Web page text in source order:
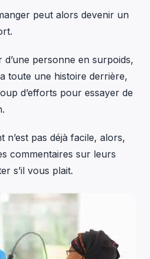
peut alors devenir un
personne en surpoids,
toute une histoire derrière,
d’efforts pour essayer de
n’est pas déjà facile, alors,
commentaires sur leurs
s’il vous plait.